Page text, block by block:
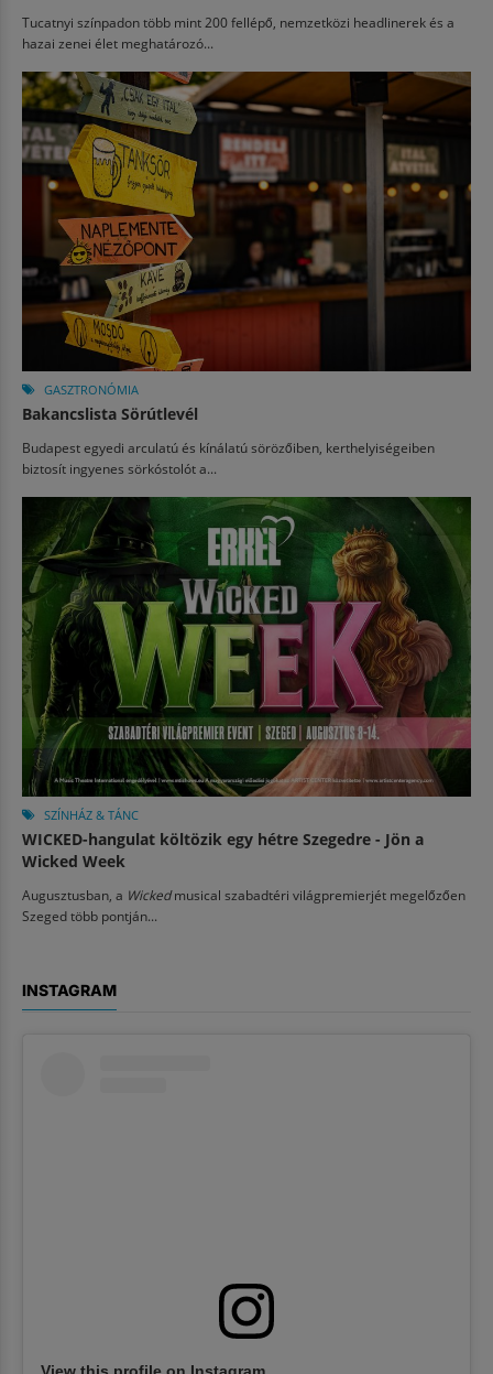
Tucatnyi színpadon több mint 200 fellépő, nemzetközi headlinerek és a
hazai zenei élet meghatározó...
GASZTRONÓMIA
Bakancslista Sörútlevél
Budapest egyedi arculatú és kínálatú sörözőiben, kerthelyiségeiben
biztosít ingyenes sörkóstolót a...
SZÍNHÁZ & TÁNC
WICKED-hangulat költözik egy hétre Szegedre - Jön a
Wicked Week
Augusztusban, a Wickedmusical szabadtéri világpremierjét megelőzően
Szeged több pontján...
INSTAGRAM